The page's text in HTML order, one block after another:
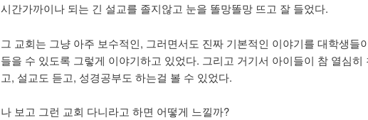
시간가까이나 되는 긴 설교를 졸지않고 눈을 똘망똘망 뜨고 잘 들었다.
그 교회는 그냥 아주 보수적인, 그러면서도 진짜 기본적인 이야기를 대학생들
들을 수 있도록 그렇게 이야기하고 있었다. 그리고 거기서 아이들이 참 열심히
고, 설교도 듣고, 성경공부도 하는걸 볼 수 있었다.
나 보고 그런 교회 다니라고 하면 어떻게 느낄까?